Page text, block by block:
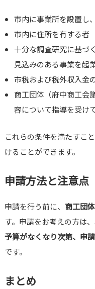
市内に事業所を設置し
市内に住所を有する者
十分な調査研究に基づ
見込みのある事業を起
市税および税外収入金
商工団体（府中商工会
容について指導を受け
これらの条件を満たすこ
けることができます。
申請方法と注意点
申請を行う前に、 商工団
す。申請をお考えの方は
予算がなくなり次第、申
です。
まとめ